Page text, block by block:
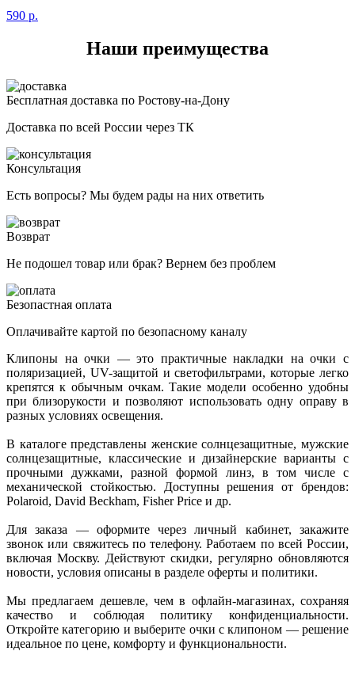
590 р.
Наши преимущества
Бесплатная доставка по Ростову-на-Дону
Доставка по всей России через ТК
Консультация
Есть вопросы? Мы будем рады на них ответить
Возврат
Не подошел товар или брак? Вернем без проблем
Безопастная оплата
Оплачивайте картой по безопасному каналу
Клипоны на очки — это практичные накладки на очки с
поляризацией, UV-защитой и светофильтрами, которые легко
крепятся к обычным очкам. Такие модели особенно удобны
при близорукости и позволяют использовать одну оправу в
разных условиях освещения.
В каталоге представлены женские солнцезащитные, мужские
солнцезащитные, классические и дизайнерские варианты с
прочными дужками, разной формой линз, в том числе с
механической стойкостью. Доступны решения от брендов:
Polaroid, David Beckham, Fisher Price и др.
Для заказа — оформите через личный кабинет, закажите
звонок или свяжитесь по телефону. Работаем по всей России,
включая Москву. Действуют скидки, регулярно обновляются
новости, условия описаны в разделе оферты и политики.
Мы предлагаем дешевле, чем в офлайн-магазинах, сохраняя
качество и соблюдая политику конфиденциальности.
Откройте категорию и выберите очки с клипоном — решение
идеальное по цене, комфорту и функциональности.